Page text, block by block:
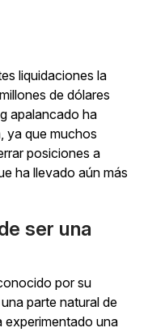
liquidaciones la
de dólares
apalancado ha
ya que muchos
posiciones a
ha llevado aún más
ser una
por su
parte natural de
experimentado una